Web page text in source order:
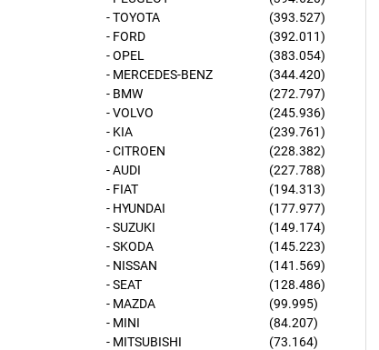
- TOYOTA
(393.527)
- FORD
(392.011)
- OPEL
(383.054)
- MERCEDES-BENZ
(344.420)
- BMW
(272.797)
- VOLVO
(245.936)
- KIA
(239.761)
- CITROEN
(228.382)
- AUDI
(227.788)
- FIAT
(194.313)
- HYUNDAI
(177.977)
- SUZUKI
(149.174)
- SKODA
(145.223)
- NISSAN
(141.569)
- SEAT
(128.486)
- MAZDA
(99.995)
- MINI
(84.207)
- MITSUBISHI
(73.164)